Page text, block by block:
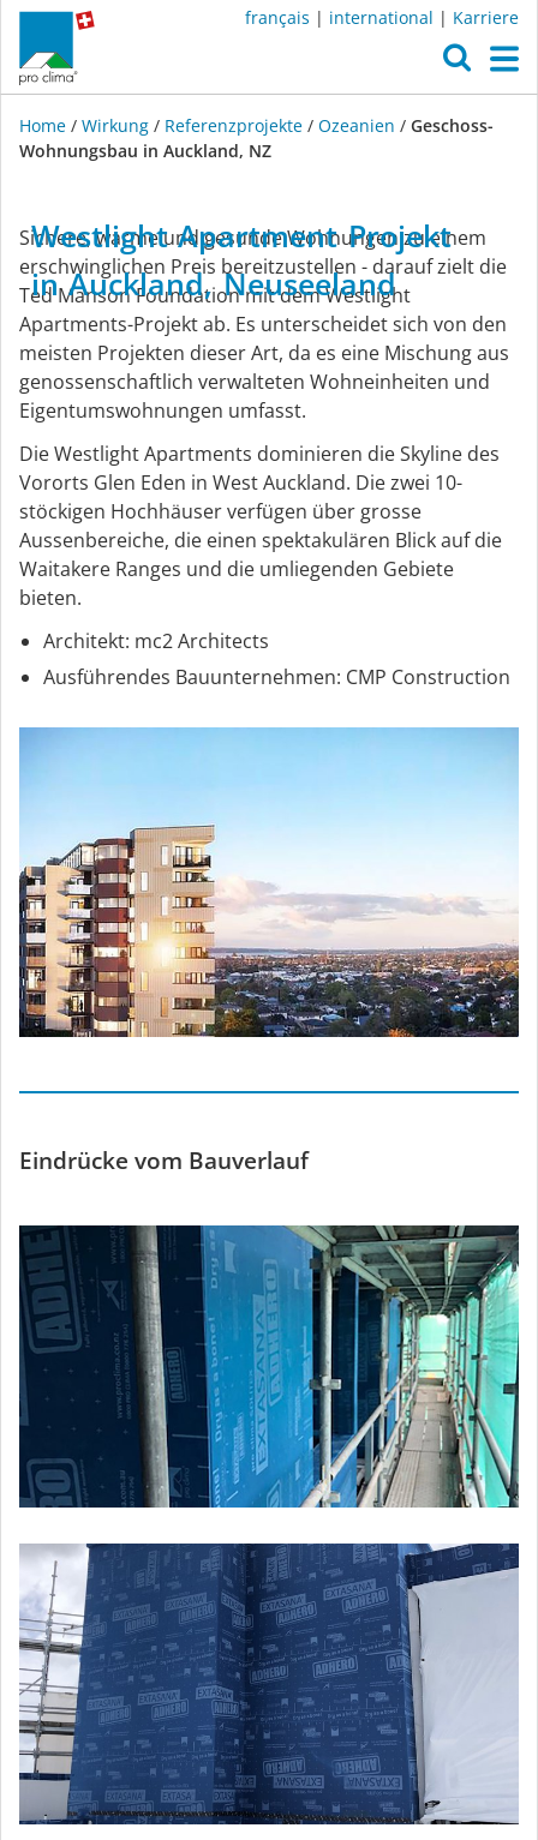
français | international | Karriere
Home / Wirkung / Referenzprojekte / Ozeanien / Geschoss-
Wohnungsbau in Auckland, NZ
Wirkung
Westlight Apartment Projekt
in Auckland, Neuseeland
Sichere, warme und gesunde Wohnungen zu einem
erschwinglichen Preis bereitzustellen - darauf zielt die
Ted Manson Foundation mit dem Westlight
Apartments-Projekt ab. Es unterscheidet sich von den
meisten Projekten dieser Art, da es eine Mischung aus
genossenschaftlich verwalteten Wohneinheiten und
Eigentumswohnungen umfasst.
Die Westlight Apartments dominieren die Skyline des
Vororts Glen Eden in West Auckland. Die zwei 10-
stöckigen Hochhäuser verfügen über grosse
Aussenbereiche, die einen spektakulären Blick auf die
Waitakere Ranges und die umliegenden Gebiete
bieten.
Architekt: mc2 Architects
Ausführendes Bauunternehmen: CMP Construction
Eindrücke vom Bauverlauf